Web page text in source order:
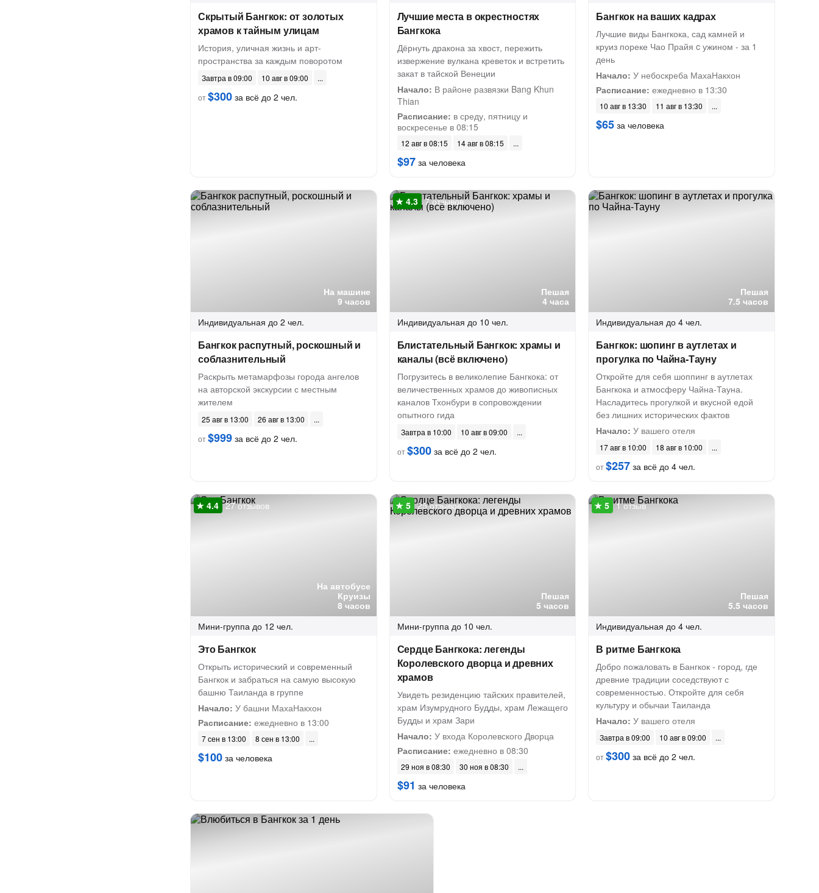
Скрытый Бангкок: от золотых
храмов к тайным улицам
История, уличная жизнь и арт-
пространства за каждым поворотом
Завтра в 09:00
10 авг в 09:00
от$300 за всё до 2 чел.
Лучшие места в окрестностях
Бангкока
Дёрнуть дракона за хвост, пережить
извержение вулкана креветок и встретить
закат в тайской Венеции
Начало: В районе развязки Bang Khun
Thian
Расписание: в среду, пятницу и
воскресенье в 08:15
12 авг в 08:15 14 авг в 08:15
$97за человека
Бангкок на ваших кадрах
Лучшие виды Бангкока, сад камней и
круиз пореке Чао Прайя c ужином - за 1
день
Начало: У небоскреба МахаНакхон
Расписание: ежедневно в 13:30
10 авг в 13:30 11 авг в 13:30
$65 за человека
На машине
9 часов
Индивидуальная до 2 чел.
Бангкок распутный, роскошный и
соблазнительный
Раскрыть метамарфозы города ангелов
на авторской экскурсии с местным
жителем
25 авг в 13:00
26 авг в 13:00
от$999 за всё до 2 чел.
Пешая
4 часа
7 отзывов
Индивидуальная до 10 чел.
Блистательный Бангкок: храмы и
каналы (всё включено)
Погрузитесь в великолепие Бангкока: от
величественных храмов до живописных
каналов Тхонбури в сопровождении
опытного гида
Завтра в 10:00
10 авг в 09:00
от$300за всё до 2 чел.
Пешая
7.5 часов
Индивидуальная до 4 чел.
Бангкок: шопинг в аутлетах и
прогулка по Чайна-Тауну
Откройте для себя шоппинг в аутлетах
Бангкока и атмосферу Чайна-Тауна.
Насладитесь прогулкой и вкусной едой
без лишних исторических фактов
Начало: У вашего отеля
17 авг в 10:00
18 авг в 10:00
от$257 за всё до 4 чел.
На автобусе
Круизы
8 часов
27 отзывов
Мини-группа до 12 чел.
Это Бангкок
Открыть исторический и современный
Бангкок и забраться на самую высокую
башню Таиланда в группе
Начало: У башни МахаНакхон
Расписание: ежедневно в 13:00
7 сен в 13:00 8 сен в 13:00
$100 за человека
Пешая
5 часов
25 отзывов
Мини-группа до 10 чел.
Сердце Бангкока: легенды
Королевского дворца и древних
храмов
Увидеть резиденцию тайских правителей,
храм Изумрудного Будды, храм Лежащего
Будды и храм Зари
Начало: У входа Королевского Дворца
Расписание: ежедневно в 08:30
29 ноя в 08:30 30 ноя в 08:30
$91 за человека
Пешая
5.5 часов
1 отзыв
Индивидуальная до 4 чел.
В ритме Бангкока
Добро пожаловать в Бангкок - город, где
древние традиции соседствуют с
современностью. Откройте для себя
культуру и обычаи Таиланда
Начало: У вашего отеля
Завтра в 09:00
10 авг в 09:00
от$300 за всё до 2 чел.